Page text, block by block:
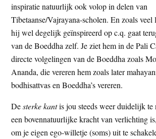
inspiratie natuurlijk ook volop in delen van
Tibetaanse/Vajrayana-scholen. En zoals veel
hij wel degelijk geïnspireerd op c.q. gaat
van de Boeddha zelf. Je ziet hem in de Pali
directe volgelingen van de Boeddha zoals
Ananda, die vereren hem zoals later
bodhisattvas en Boeddha’s vereren.
Desterke kantis jou steeds weer duidelijk te
een bovennatuurlijke kracht van verlichting
om je eigen ego-willetje (soms) uit te